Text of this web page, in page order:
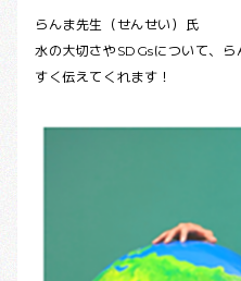
らんま先生（せんせい）氏
水の大切さやSDGsについて、
すく伝えてくれます！